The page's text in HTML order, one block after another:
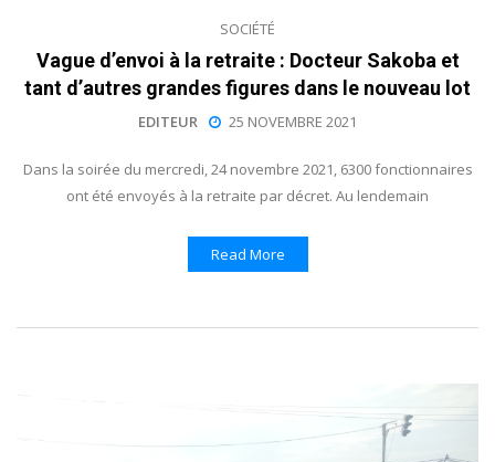
SOCIÉTÉ
Vague d’envoi à la retraite : Docteur Sakoba et
tant d’autres grandes figures dans le nouveau lot
EDITEUR 25 NOVEMBRE 2021
Dans la soirée du mercredi, 24 novembre 2021, 6300 fonctionnaires
ont été envoyés à la retraite par décret. Au lendemain
Read More